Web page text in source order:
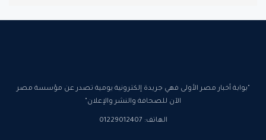
"بوابة أخبار مصر الأولى فهي جريدة إلكترونية يومية تصدر عن مؤسسة مصر
الآن للصحافة والنشر والإعلان"
الهاتف: 01229012407